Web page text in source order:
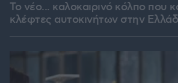
Το νέο... καλοκαιρινό κόλπο που
κλέφτες αυτοκινήτων στην